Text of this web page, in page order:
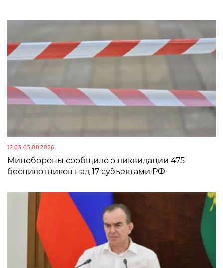
12:03 05.08.2026
Минобороны сообщило о ликвидации 475
беспилотников над 17 субъектами РФ